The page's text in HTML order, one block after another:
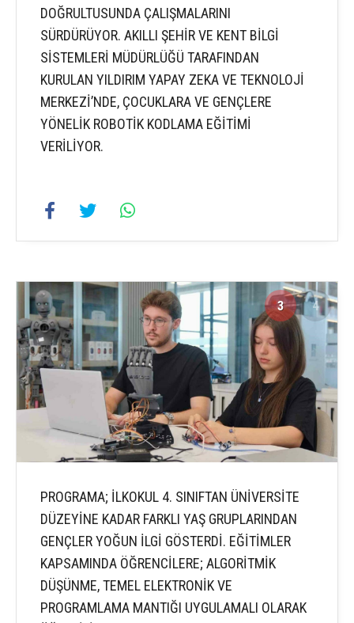
DOĞRULTUSUNDA ÇALIŞMALARINI
SÜRDÜRÜYOR. AKILLI ŞEHİR VE KENT BİLGİ
SİSTEMLERİ MÜDÜRLÜĞÜ TARAFINDAN
KURULAN YILDIRIM YAPAY ZEKA VE TEKNOLOJİ
MERKEZİ’NDE, ÇOCUKLARA VE GENÇLERE
YÖNELİK ROBOTİK KODLAMA EĞİTİMİ
VERİLİYOR.
3 4
PROGRAMA; İLKOKUL 4. SINIFTAN ÜNİVERSİTE
DÜZEYİNE KADAR FARKLI YAŞ GRUPLARINDAN
GENÇLER YOĞUN İLGİ GÖSTERDİ. EĞİTİMLER
KAPSAMINDA ÖĞRENCİLERE; ALGORİTMİK
DÜŞÜNME, TEMEL ELEKTRONİK VE
PROGRAMLAMA MANTIĞI UYGULAMALI OLARAK